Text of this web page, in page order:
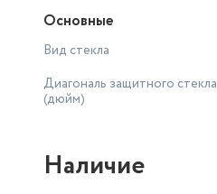
Основные
Вид стекла
Диагональ защитного стекла
(дюйм)
Наличие